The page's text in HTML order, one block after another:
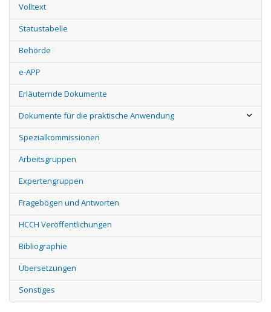
Volltext
Statustabelle
Behörde
e-APP
Erläuternde Dokumente
Dokumente für die praktische Anwendung
Spezialkommissionen
Arbeitsgruppen
Expertengruppen
Fragebögen und Antworten
HCCH Veröffentlichungen
Bibliographie
Übersetzungen
Sonstiges